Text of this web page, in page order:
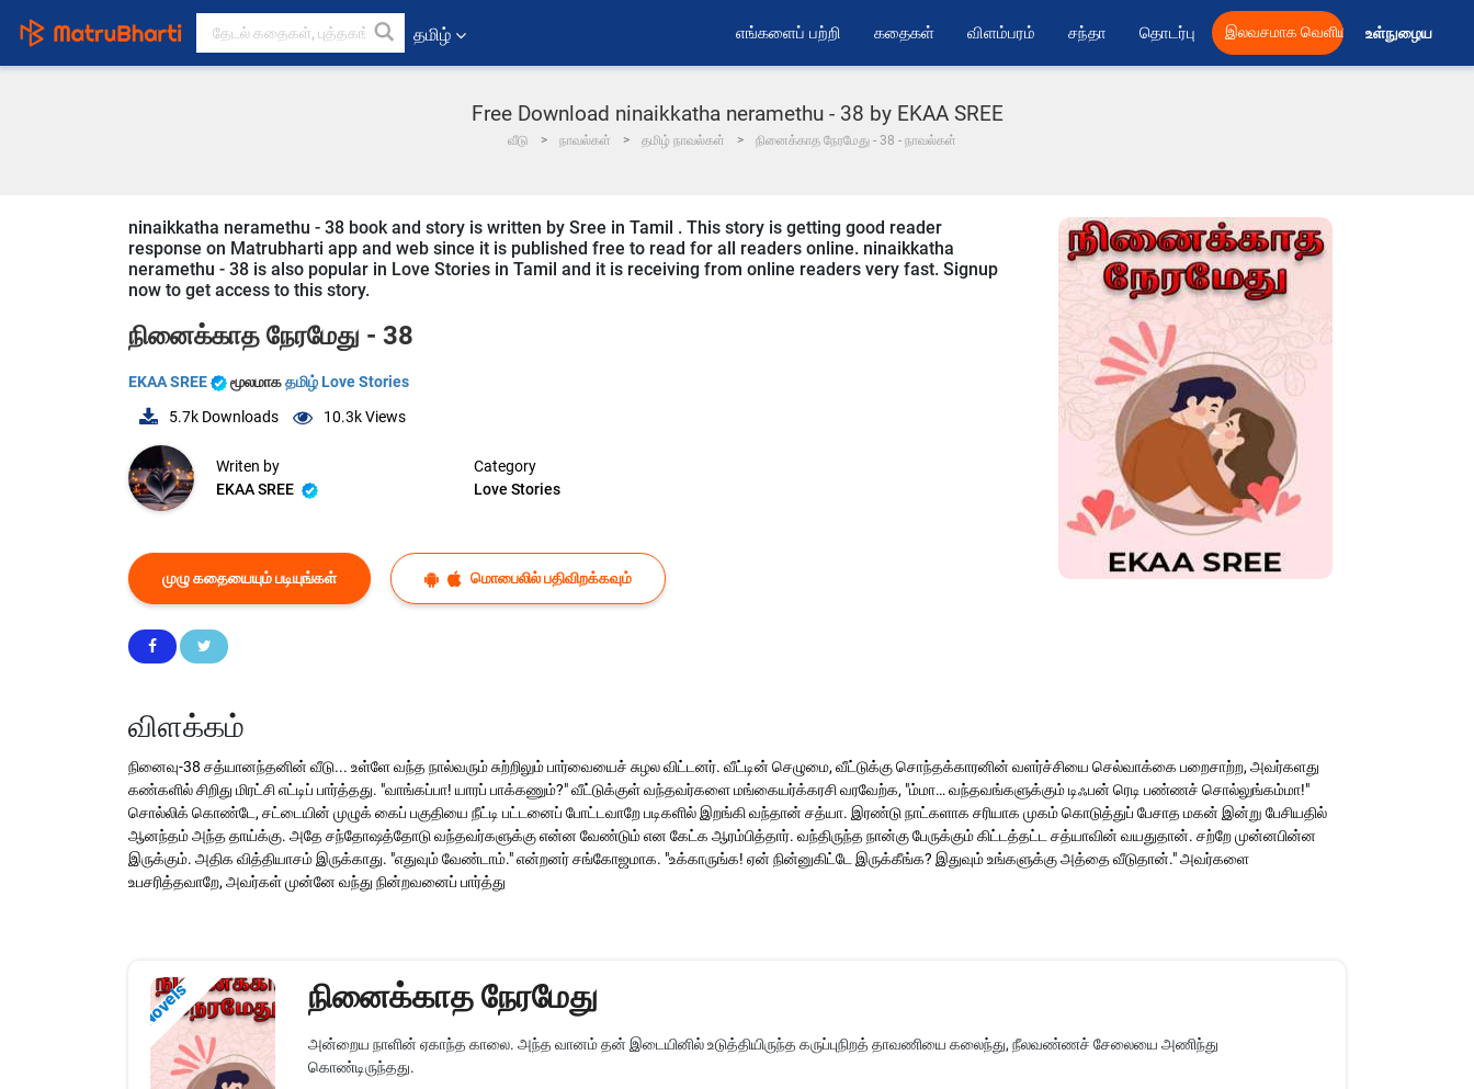
தமிழ் எங்களைப் பற்றி கதைகள் விளம்பரம் சந்தா தொடர்பு இலவசமாக வெளியிட உள்நுழைய
Free Download ninaikkatha neramethu - 38 by EKAA SREE
வீடு நாவல்கள் தமிழ் நாவல்கள் நினைக்காத நேரமேது - 38 - நாவல்கள்
ninaikkatha neramethu - 38 book and story is written by Sree in Tamil . This story is getting good reader
response on Matrubharti app and web since it is published free to read for all readers online. ninaikkatha
neramethu - 38 is also popular in Love Stories in Tamil and it is receiving from online readers very fast. Signup
now to get access to this story.
நினைக்காத நேரமேது - 38
EKAA SREE மூலமாகதமிழ் Love Stories
5.7k Downloads 10.3kViews
Writen by
EKAA SREE
Category
Love Stories
முழு கதையையும் படியுங்கள் மொபைலில் பதிவிறக்கவும்
விளக்கம்
நினைவு-38 சத்யானந்தனின் வீடு... உள்ளே வந்த நால்வரும் சுற்றிலும் பார்வையைச் சுழல விட்டனர். வீட்டின் செழுமை, வீட்டுக்கு சொந்தக்காரனின் வளர்ச்சியை செல்வாக்கை பறைசாற்ற, அவர்களது
கண்களில் சிறிது மிரட்சி எட்டிப் பார்த்தது. "வாங்கப்பா! யாரப் பாக்கணும்?" வீட்டுக்குள் வந்தவர்களை மங்கையர்க்கரசி வரவேற்க, "ம்மா… வந்தவங்களுக்கும் டிஃபன் ரெடி பண்ணச் சொல்லுங்கம்மா!"
சொல்லிக் கொண்டே, சட்டையின் முழுக் கைப் பகுதியை நீட்டி பட்டனைப் போட்டவாறே படிகளில் இறங்கி வந்தான் சத்யா. இரண்டு நாட்களாக சரியாக முகம் கொடுத்துப் பேசாத மகன் இன்று பேசியதில்
ஆனந்தம் அந்த தாய்க்கு. அதே சந்தோஷத்தோடு வந்தவர்களுக்கு என்ன வேண்டும் என கேட்க ஆரம்பித்தார். வந்திருந்த நான்கு பேருக்கும் கிட்டத்தட்ட சத்யாவின் வயதுதான். சற்றே முன்னபின்ன
இருக்கும். அதிக வித்தியாசம் இருக்காது. "எதுவும் வேண்டாம்‌." என்றனர் சங்கோஜமாக. "உக்காருங்க! ஏன் நின்னுகிட்டே இருக்கீங்க? இதுவும் உங்களுக்கு அத்தை வீடுதான்." அவர்களை
உபசரித்தவாறே, அவர்கள் முன்னே வந்து நின்றவனைப் பார்த்து
Novels நினைக்காத நேரமேது
அன்றைய நாளின் ஏகாந்த காலை. அந்த வானம் தன் இடையினில் உடுத்தியிருந்த கருப்புநிறத் தாவணியை கலைந்து, நீலவண்ணச் சேலையை அணிந்து
கொண்டிருந்தது.